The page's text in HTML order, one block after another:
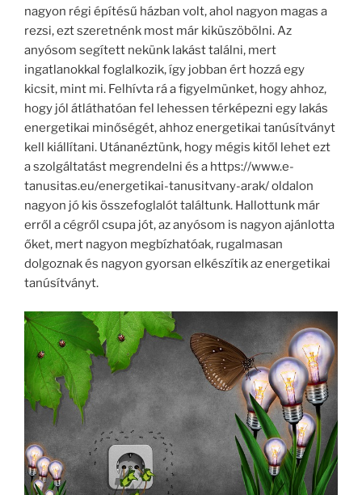
nagyon régi építésű házban volt, ahol nagyon magas a
rezsi, ezt szeretnénk most már kiküszöbölni. Az
anyósom segített nekünk lakást találni, mert
ingatlanokkal foglalkozik, így jobban ért hozzá egy
kicsit, mint mi. Felhívta rá a figyelmünket, hogy ahhoz,
hogy jól átláthatóan fel lehessen térképezni egy lakás
energetikai minőségét, ahhoz energetikai tanúsítványt
kell kiállítani. Utánanéztünk, hogy mégis kitől lehet ezt
a szolgáltatást megrendelni és a https://www.e-
tanusitas.eu/energetikai-tanusitvany-arak/ oldalon
nagyon jó kis összefoglalót találtunk. Hallottunk már
erről a cégről csupa jót, az anyósom is nagyon ajánlotta
őket, mert nagyon megbízhatóak, rugalmasan
dolgoznak és nagyon gyorsan elkészítik az energetikai
tanúsítványt.